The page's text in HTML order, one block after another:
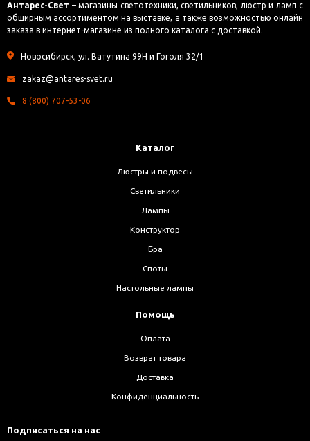
Антарес-Свет – магазины светотехники, светильников, люстр и ламп с
обширным ассортиментом на выставке, а также возможностью онлайн
заказа в интернет-магазине из полного каталога с доставкой.
Новосибирск, ул. Ватутина 99Н и Гоголя 32/1
zakaz@antares-svet.ru
8 (800) 707-53-06
Каталог
Люстры и подвесы
Светильники
Лампы
Конструктор
Бра
Споты
Настольные лампы
Помощь
Оплата
Возврат товара
Доставка
Конфиденциальность
Подписаться на нас